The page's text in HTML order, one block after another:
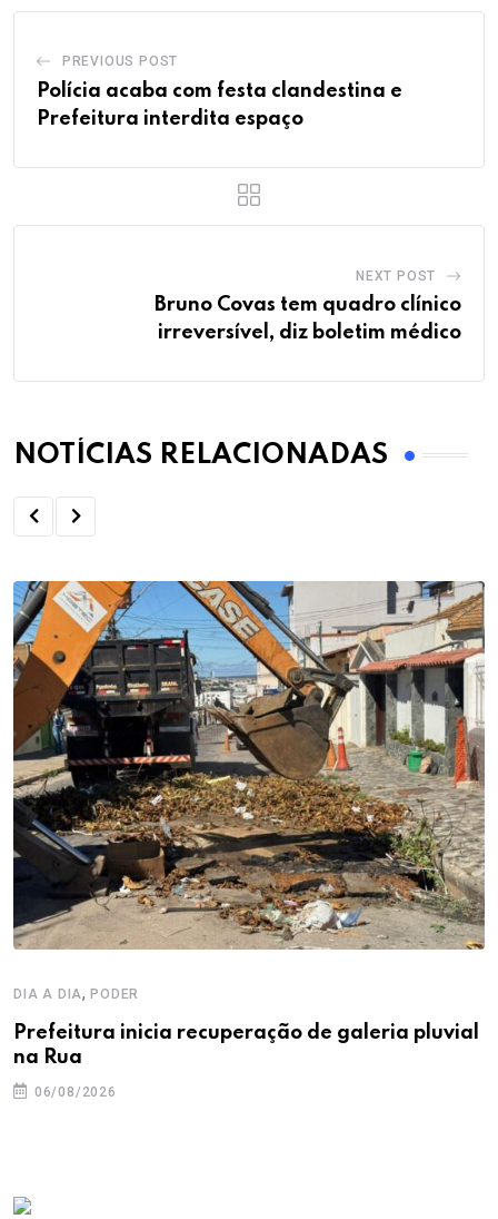
PREVIOUS POST
Polícia acaba com festa clandestina e
Prefeitura interdita espaço
NEXT POST
Bruno Covas tem quadro clínico
irreversível, diz boletim médico
NOTÍCIAS RELACIONADAS
DIA A DIA,PODER
Prefeitura inicia recuperação de galeria pluvial
na Rua
06/08/2026